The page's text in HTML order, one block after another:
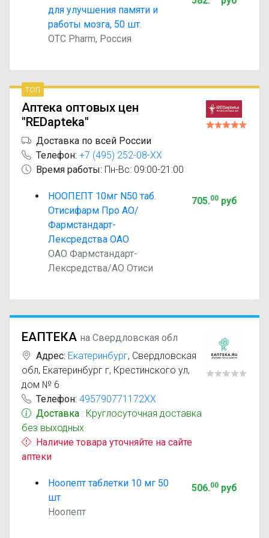
для улучшения памяти и
работы мозга, 50 шт.
OTC Pharm, Россия
топ
Аптека оптовых цен
"REDapteka"
Доставка по всей России
Телефон: +7 (495) 252-08-XX
Время работы: Пн-Вс: 09:00-21:00
НООПЕПТ 10мг N50 таб.
Отисифарм Про АО/
Фармстандарт-
Лексредства ОАО
ОАО Фармстандарт-
Лексредства/АО Отиси
705.00руб
ЕАПТЕКА на Свердловская обл
Адрес: Екатеринбург, Свердловская
обл, Екатеринбург г, Крестинского ул,
дом № 6
Телефон: 495790771172XX
Доставка : Круглосуточная доставка
без выходных
Наличие товара уточняйте на сайте
аптеки
Ноопепт таблетки 10 мг 50
шт
Ноопепт
506.00руб